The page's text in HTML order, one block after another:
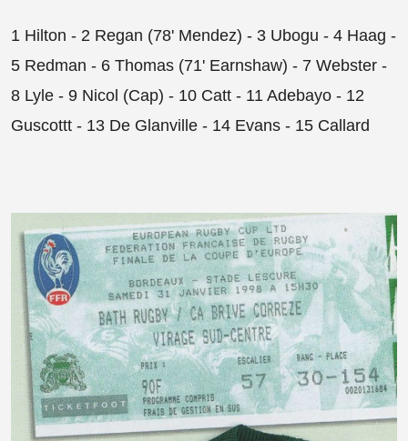
1 Hilton - 2 Regan (78' Mendez) - 3 Ubogu - 4 Haag -
5 Redman - 6 Thomas (71' Earnshaw) - 7 Webster -
8 Lyle - 9 Nicol (Cap) - 10 Catt - 11 Adebayo - 12
Guscottt - 13 De Glanville - 14 Evans - 15 Callard